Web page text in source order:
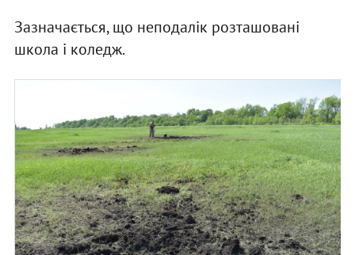
Зазначається, що неподалік розташовані
школа і коледж.